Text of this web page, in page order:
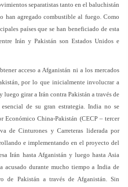
separatistas tanto en el baluchistán
han agregado combustible al fuego. Como
países que se han beneficiado de esta
Irán y Pakistán son Estados Unidos e
acceso a Afganistán ni a los mercados
por lo que inicialmente involucrar a
luego girar a Irán contra Pakistán a través de
de su gran estrategia. India no se
Económico China-Pakistán (CECP – tercer
de Cinturones y Carreteras liderada por
e implementando en el proyecto del
Irán hasta Afganistán y luego hasta Asia
acusado durante mucho tiempo a India de
de Pakistán a través de Afganistán. Sin